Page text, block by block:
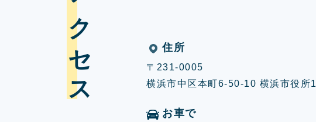
アクセス 住所
〒231-0005
横浜市中区本町6-50-10 横浜市役所
お車で